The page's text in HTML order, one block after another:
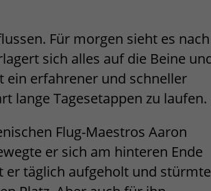
Für morgen sieht es nach
sich alles auf die Beine
ein erfahrener und schneller
lange Tagesetappen zu laufen.
Flug-Maestros Aaron
er sich am hinteren Ende
er täglich aufgeholt und stürmte